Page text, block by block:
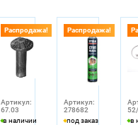
Артикул:
67.03
Распродажа!
в наличии
Артикул:
278682
Распродажа!
под заказ в